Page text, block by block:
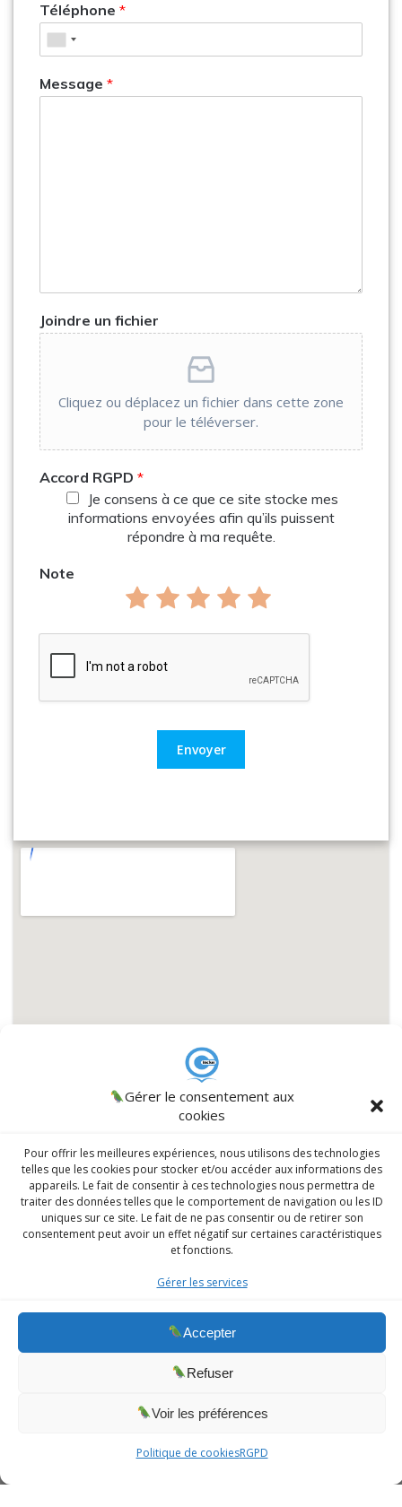
Gérer le consentement aux
cookies
Pour offrir les meilleures expériences, nous utilisons des technologies
telles que les cookies pour stocker et/ou accéder aux informations des
appareils. Le fait de consentir à ces technologies nous permettra de
traiter des données telles que le comportement de navigation ou les ID
uniques sur ce site. Le fait de ne pas consentir ou de retirer son
consentement peut avoir un effet négatif sur certaines caractéristiques
et fonctions.
Gérer les services
Accepter
Refuser
Voir les préférences
Politique de cookiesRGPD
Téléphone *
Message *
Joindre un fichier
Cliquez ou déplacez un fichier dans cette zone
pour le téléverser.
Accord RGPD *
Je consens à ce que ce site stocke mes
informations envoyées afin qu’ils puissent
répondre à ma requête.
Note
Note
de
5
Note
de
5
Note
de
Note
de
Note
de
Envoyer
© 2026 CINCLUS
spécialiste de l'Inclusion des personnes en
situation particulière - Association W133036538 .
Intranet
Division Sociale